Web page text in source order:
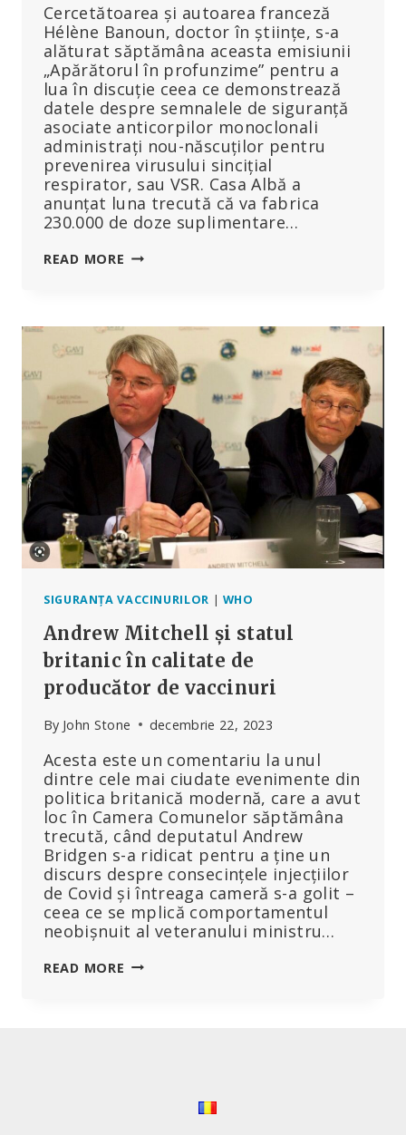
Cercetătoarea și autoarea franceză
Hélène Banoun, doctor în științe, s-a
alăturat săptămâna aceasta emisiunii
„Apărătorul în profunzime” pentru a
lua în discuție ceea ce demonstrează
datele despre semnalele de siguranță
asociate anticorpilor monoclonali
administrați nou-născuților pentru
prevenirea virusului sincițial
respirator, sau VSR. Casa Albă a
anunțat luna trecută că va fabrica
230.000 de doze suplimentare…
READ MORE URMĂRIȚI:
REZISTE!”:
UN
OM
DE
ȘTIINȚĂ
AVERTIZEAZĂ
ÎMPOTRIVA
INJECȚIILOR
CU
RSV
PENTRU
NOU-
NĂSCUȚI
SIGURANȚA VACCINURILOR | WHO
Andrew Mitchell și statul
britanic în calitate de
producător de vaccinuri
By John Stone decembrie 22, 2023
Acesta este un comentariu la unul
dintre cele mai ciudate evenimente din
politica britanică modernă, care a avut
loc în Camera Comunelor săptămâna
trecută, când deputatul Andrew
Bridgen s-a ridicat pentru a ține un
discurs despre consecințele injecțiilor
de Covid și întreaga cameră s-a golit –
ceea ce se mplică comportamentul
neobișnuit al veteranului ministru…
READ MORE ANDREW
PRODUCĂTOR